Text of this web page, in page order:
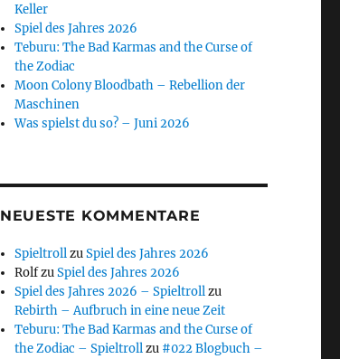
Keller
Spiel des Jahres 2026
Teburu: The Bad Karmas and the Curse of
the Zodiac
Moon Colony Bloodbath – Rebellion der
Maschinen
Was spielst du so? – Juni 2026
NEUESTE KOMMENTARE
SpieltrollzuSpiel des Jahres 2026
RolfzuSpiel des Jahres 2026
Spiel des Jahres 2026 – Spieltrollzu
Rebirth – Aufbruch in eine neue Zeit
Teburu: The Bad Karmas and the Curse of
the Zodiac – Spieltrollzu #022 Blogbuch –